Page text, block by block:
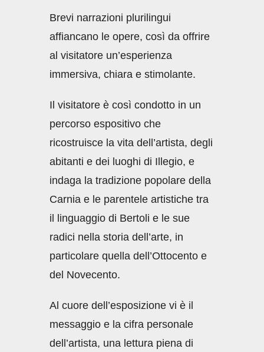
Brevi narrazioni plurilingui
affiancano le opere, così da offrire
al visitatore un’esperienza
immersiva, chiara e stimolante.
Il visitatore è così condotto in un
percorso espositivo che
ricostruisce la vita dell’artista, degli
abitanti e dei luoghi di Illegio, e
indaga la tradizione popolare della
Carnia e le parentele artistiche tra
il linguaggio di Bertoli e le sue
radici nella storia dell’arte, in
particolare quella dell’Ottocento e
del Novecento.
Al cuore dell’esposizione vi è il
messaggio e la cifra personale
dell’artista, una lettura piena di